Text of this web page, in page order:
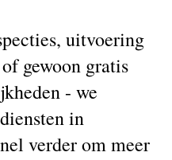
uitvoering
gewoon gratis
- we
in
verder om meer